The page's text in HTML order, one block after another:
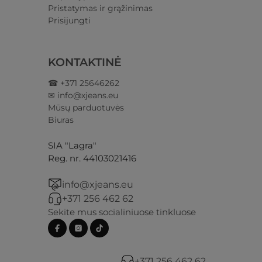
Pristatymas ir grąžinimas​
Prisijungti​
KONTAKTINĖ
☎ +371 25646262
✉ info@xjeans.eu
Mūsų parduotuvės
Biuras
SIA "Lagra"
Reg. nr. 44103021416
info@xjeans.eu
+371 256 462 62
Sekite mus socialiniuose tinkluose